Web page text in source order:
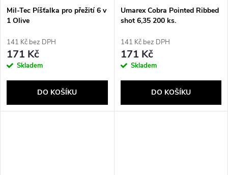
Mil-Tec Píšťalka pro přežití 6 v
1 Olive
141 Kč bez DPH
171 Kč
Skladem
DO KOŠÍKU
Umarex Cobra Pointed Ribbed
shot 6,35 200 ks.
141 Kč bez DPH
171 Kč
Skladem
DO KOŠÍKU